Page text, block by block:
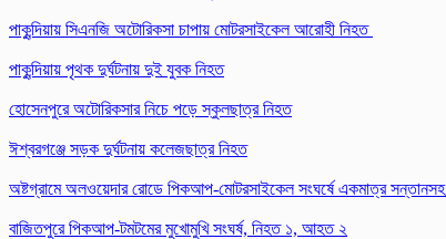
পাকুন্দিয়ায় সিএনজি অটোরিকসা চাপায় মোটরসাইকেল আরোহী নিহত
পাকুন্দিয়ায় পৃথক দুর্ঘটনায় দুই যুবক নিহত
হোসেনপুরে অটোরিকসার নিচে পড়ে স্কুলছাত্র নিহত
ঈশ্বরগঞ্জে সড়ক দুর্ঘটনায় কলেজছাত্র নিহত
অষ্টগ্রামে অলওয়েদার রোডে পিকআপ-মোটরসাইকেল সংঘর্ষে একমাত্র সন্তানসহ
বাজিতপুরে পিকআপ-টমটমের মুখোমুখি সংঘর্ষ, নিহত ১, আহত ২